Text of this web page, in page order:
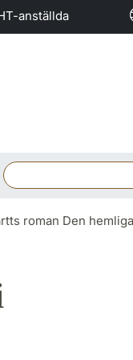
anställda
roman Den